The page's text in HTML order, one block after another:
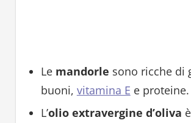
Le mandorle sono ricche di
buoni, vitamina E e proteine.
L’olio extravergine d’oliva